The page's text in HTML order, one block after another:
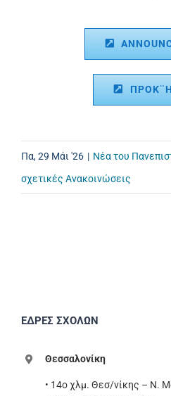
Πα, 29 Μάι '26 | Νέα του
σχετικές Ανακοινώσεις
ΕΔΡΕΣ ΣΧΟΛΩΝ
Θεσσαλονίκη
• 14ο χλμ. Θεσ/νίκης – Ν.